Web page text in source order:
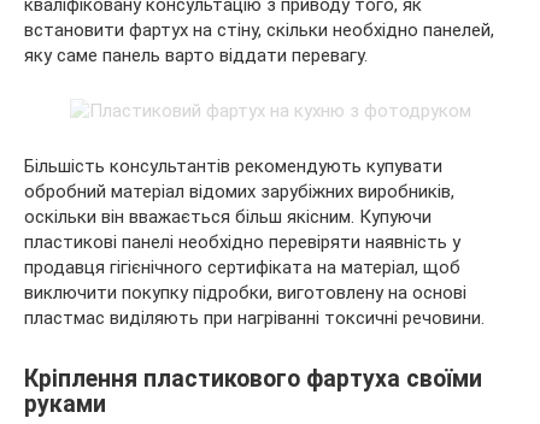
встановити фартух на стіну, скільки необхідно панелей,
яку саме панель варто віддати перевагу.
Більшість консультантів рекомендують купувати
обробний матеріал відомих зарубіжних виробників,
оскільки він вважається більш якісним. Купуючи
пластикові панелі необхідно перевіряти наявність у
продавця гігієнічного сертифіката на матеріал, щоб
виключити покупку підробки, виготовлену на основі
пластмас виділяють при нагріванні токсичні речовини.
Кріплення пластикового фартуха своїми
руками